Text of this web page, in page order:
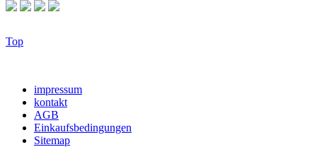
Top
impressum
kontakt
AGB
Einkaufsbedingungen
Sitemap